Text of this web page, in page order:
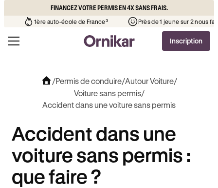
FINANCEZ VOTRE PERMIS EN 4X SANS FRAIS.
l’auto-école de votre quartier¹ 1ère auto-école de France³
Inscription
/Permis de conduire/Autour Voiture/
Voiture sans permis/
Accident dans une voiture sans permis
Accident dans une
voiture sans permis :
que faire ?